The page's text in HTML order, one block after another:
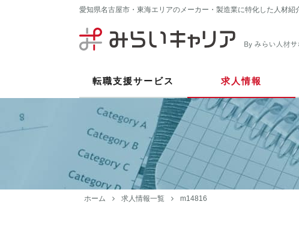
愛知県名古屋市・東海エリアのメーカー・製造業に特化した人材紹
転職支援サービス 求人情報
ホーム 求人情報一覧 m14816